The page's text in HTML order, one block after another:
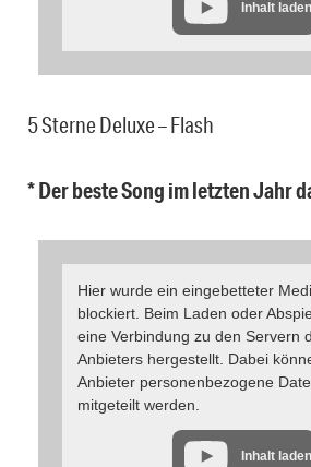
Inhalt laden
5 Sterne Deluxe – Flash
* Der beste Song im letzten Jahr
Hier wurde ein eingebetteter
blockiert. Beim Laden oder
eine Verbindung zu den Servern
Anbieters hergestellt. Dabei
Anbieter personenbezogene
mitgeteilt werden.
Inhalt laden